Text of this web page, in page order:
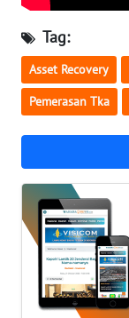
Tag:
Asset Recovery
Pemerasan Tka
JAMBI
WN
SULTRA
WN
SULTENG
WN
SULBAR